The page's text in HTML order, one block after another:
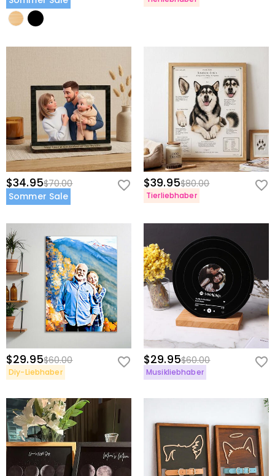
$34.95$70.00
Sommer Sale
$39.95$80.00
Tierliebhaber
$29.95$60.00
Diy-Liebhaber
$29.95$60.00
Musikliebhaber